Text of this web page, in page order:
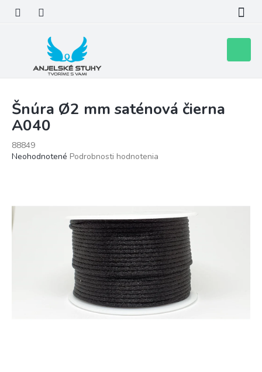
obsah
košík
Šnúra Ø2 mm saténová čierna
A040
88849
Priemerné
5
hviezdičiek.
Neohodnotené Podrobnosti hodnotenia